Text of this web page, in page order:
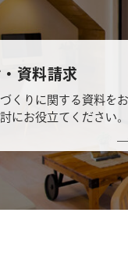
資料請求
くりに関する資料をお
にお役立てください。